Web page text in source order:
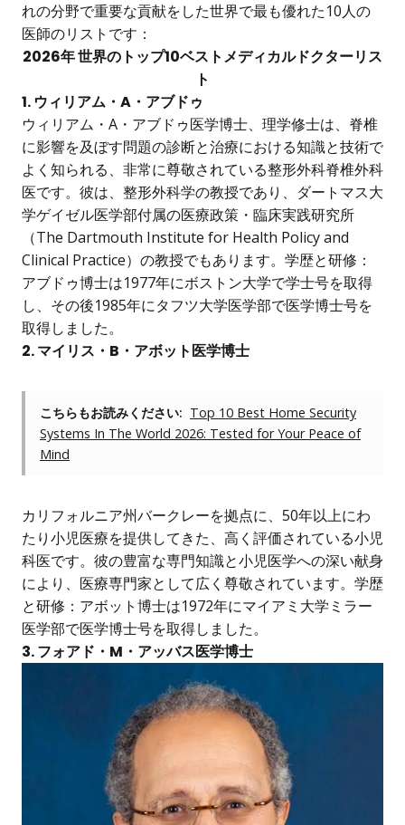
れの分野で重要な貢献をした世界で最も優れた10人の
医師のリストです：
2026年 世界のトップ10ベストメディカルドクターリス
ト
1. ウィリアム・A・アブドゥ
ウィリアム・A・アブドゥ医学博士、理学修士は、脊椎
に影響を及ぼす問題の診断と治療における知識と技術で
よく知られる、非常に尊敬されている整形外科脊椎外科
医です。彼は、整形外科学の教授であり、ダートマス大
学ゲイゼル医学部付属の医療政策・臨床実践研究所
（The Dartmouth Institute for Health Policy and
Clinical Practice）の教授でもあります。学歴と研修：
アブドゥ博士は1977年にボストン大学で学士号を取得
し、その後1985年にタフツ大学医学部で医学博士号を
取得しました。
2. マイリス・B・アボット医学博士
こちらもお読みください: Top 10 Best Home Security
Systems In The World 2026: Tested for Your Peace of
Mind
カリフォルニア州バークレーを拠点に、50年以上にわ
たり小児医療を提供してきた、高く評価されている小児
科医です。彼の豊富な専門知識と小児医学への深い献身
により、医療専門家として広く尊敬されています。学歴
と研修：アボット博士は1972年にマイアミ大学ミラー
医学部で医学博士号を取得しました。
3. フォアド・M・アッバス医学博士